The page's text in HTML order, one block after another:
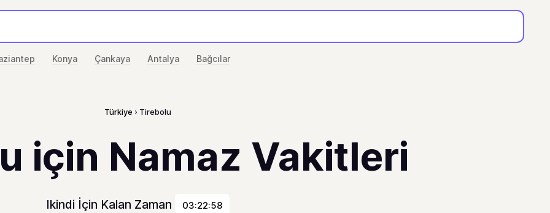
Konya Çankaya Antalya Bağcılar
Türkiye Tirebolu
için Namaz Vakitleri
Ikindi İçin Kalan Zaman 03:22:58